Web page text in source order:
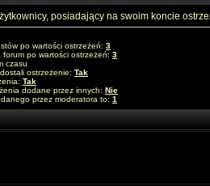
posiadający na swoim koncie
po wartości ostrzeżeń: 3
po wartości ostrzeżeń: 3
czasu
ostrzeżenie: Tak
Tak
dodane przez innych: Nie
przez moderatora to: 1